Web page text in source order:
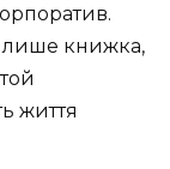
лише книжка,
життя